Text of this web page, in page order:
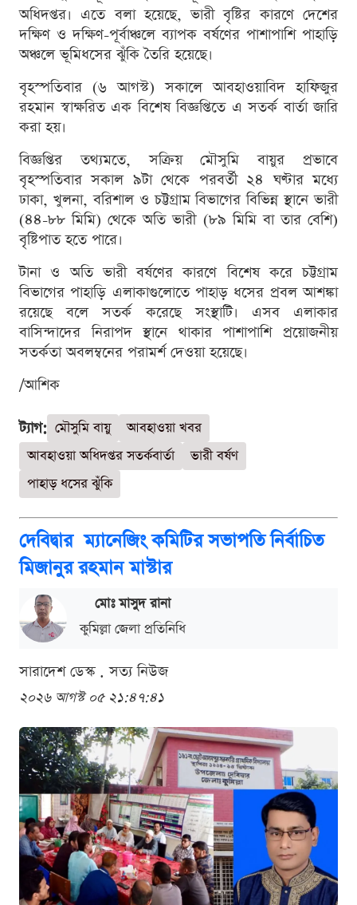
অধিদপ্তর। এতে বলা হয়েছে, ভারী বৃষ্টির কারণে দেশের
দক্ষিণ ও দক্ষিণ-পূর্বাঞ্চলে ব্যাপক বর্ষণের পাশাপাশি পাহাড়ি
অঞ্চলে ভূমিধসের ঝুঁকি তৈরি হয়েছে।
বৃহস্পতিবার (৬ আগস্ট) সকালে আবহাওয়াবিদ হাফিজুর
রহমান স্বাক্ষরিত এক বিশেষ বিজ্ঞপ্তিতে এ সতর্ক বার্তা জারি
করা হয়।
বিজ্ঞপ্তির তথ্যমতে, সক্রিয় মৌসুমি বায়ুর প্রভাবে
বৃহস্পতিবার সকাল ৯টা থেকে পরবর্তী ২৪ ঘণ্টার মধ্যে
ঢাকা, খুলনা, বরিশাল ও চট্টগ্রাম বিভাগের বিভিন্ন স্থানে ভারী
(৪৪-৮৮ মিমি) থেকে অতি ভারী (৮৯ মিমি বা তার বেশি)
বৃষ্টিপাত হতে পারে।
টানা ও অতি ভারী বর্ষণের কারণে বিশেষ করে চট্টগ্রাম
বিভাগের পাহাড়ি এলাকাগুলোতে পাহাড় ধসের প্রবল আশঙ্কা
রয়েছে বলে সতর্ক করেছে সংস্থাটি। এসব এলাকার
বাসিন্দাদের নিরাপদ স্থানে থাকার পাশাপাশি প্রয়োজনীয়
সতর্কতা অবলম্বনের পরামর্শ দেওয়া হয়েছে।
/আশিক
ট্যাগ: মৌসুমি বায়ু
আবহাওয়া খবর
আবহাওয়া অধিদপ্তর সতর্কবার্তা
ভারী বর্ষণ
পাহাড় ধসের ঝুঁকি
দেবিদ্বার ম্যানেজিং কমিটির সভাপতি নির্বাচিত
মিজানুর রহমান মাস্টার
মোঃ মাসুদ রানা
কুমিল্লা জেলা প্রতিনিধি
সারাদেশ ডেস্ক . সত্য নিউজ
২০২৬ আগস্ট ০৫ ২১:৪৭:৪১